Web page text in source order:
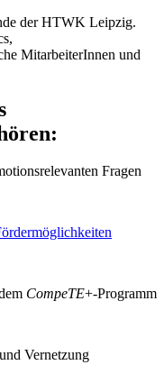
der HTWK Leipzig.
MitarbeiterInnen und
Fragen
CompeTE+-Programm
Vernetzung